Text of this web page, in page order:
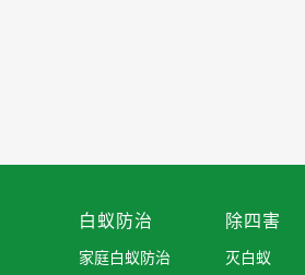
白蚁防治
家庭白蚁防治
除四害
灭白蚁